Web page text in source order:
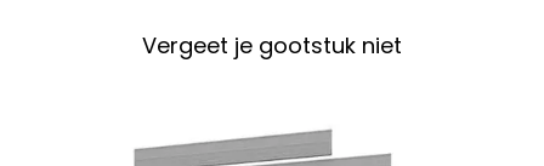
Vergeet je gootstuk niet